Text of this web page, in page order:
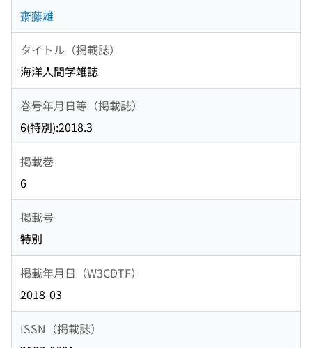
齋藤雄
タイトル（掲載誌）
海洋人間学雑誌
巻号年月日等（掲載誌）
6(特別):2018.3
掲載巻
6
掲載号
特別
掲載年月日（W3CDTF）
2018-03
ISSN（掲載誌）